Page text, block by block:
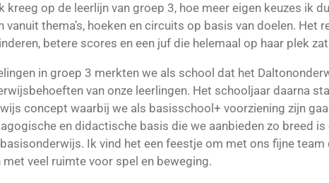
kreeg op de leerlijn van groep 3, hoe meer eigen keuzes ik
thema’s, hoeken en circuits op basis van doelen. Het
betere scores en een juf die helemaal op haar plek
in groep 3 merkten we als school dat het
van onze leerlingen. Het schooljaar daarna
concept waarbij we als basisschool+ voorziening zijn
en didactische basis die we aanbieden zo breed
Ik vind het een feestje om met ons fijne
veel ruimte voor spel en beweging.